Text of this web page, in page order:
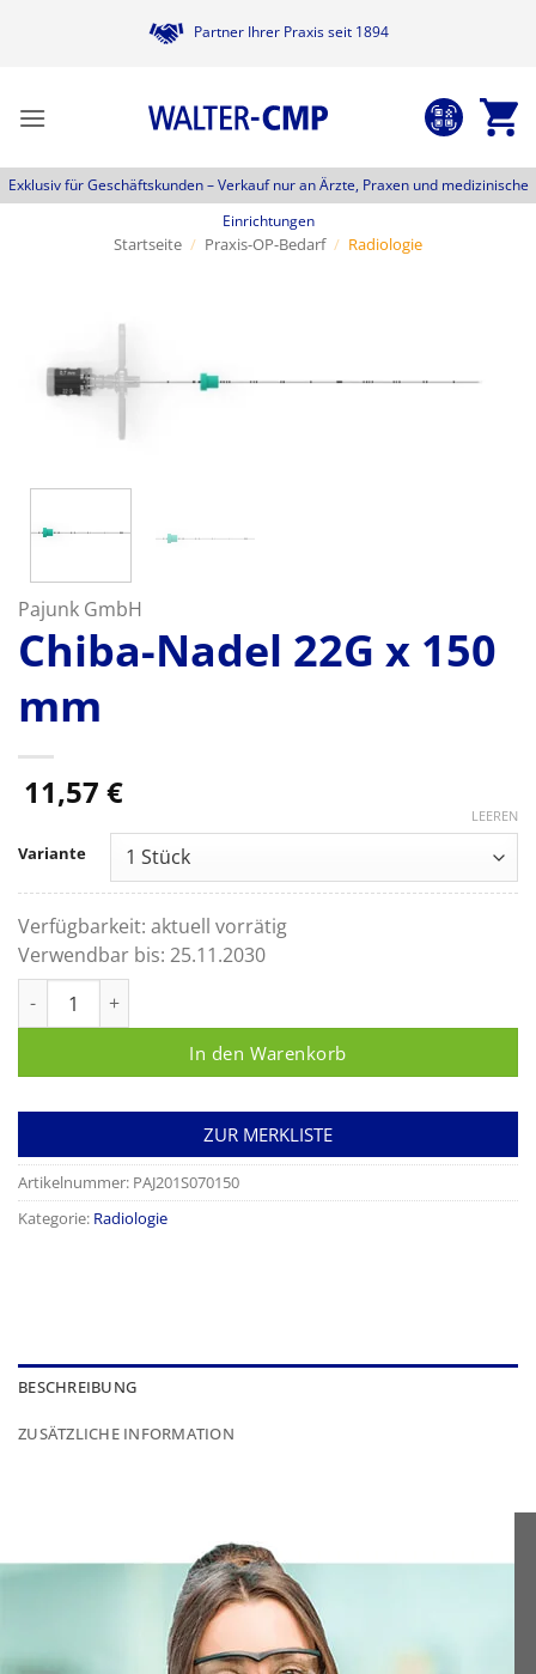
Partner Ihrer Praxis seit 1894
Exklusiv für Geschäftskunden –Verkauf nur an Ärzte, Praxen und medizinische
Einrichtungen
Startseite / Praxis-OP-Bedarf / Radiologie
Pajunk GmbH
Chiba-Nadel 22G x 150
mm
11,57 €
Variante
LEEREN
Verfügbarkeit: aktuell vorrätig
Verwendbar bis: 25.11.2030
In den Warenkorb
ZUR MERKLISTE
Artikelnummer: PAJ201S070150
Kategorie: Radiologie
BESCHREIBUNG
ZUSÄTZLICHE INFORMATION